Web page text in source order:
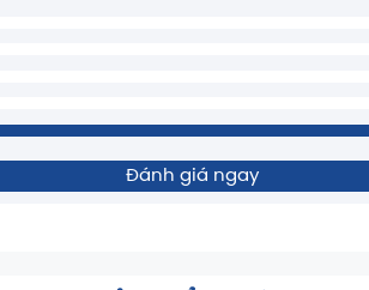
Đánh giá ngay